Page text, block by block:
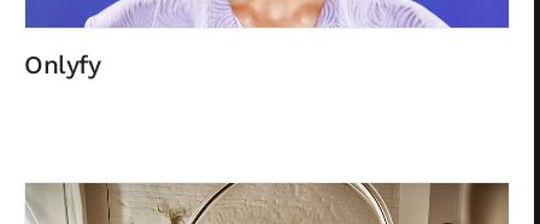
Onlyfy